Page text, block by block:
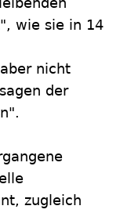
wie sie in 14
nicht
der
zugleich